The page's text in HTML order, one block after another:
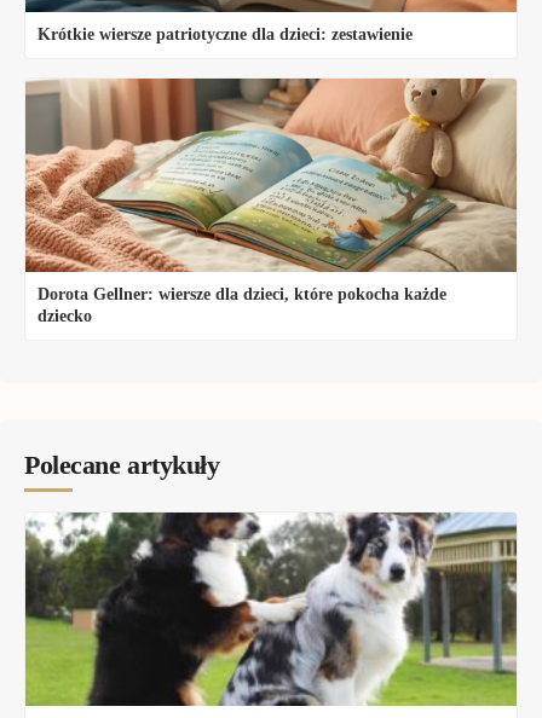
Krótkie wiersze patriotyczne dla dzieci: zestawienie
Dorota Gellner: wiersze dla dzieci, które pokocha każde
dziecko
Polecane artykuły